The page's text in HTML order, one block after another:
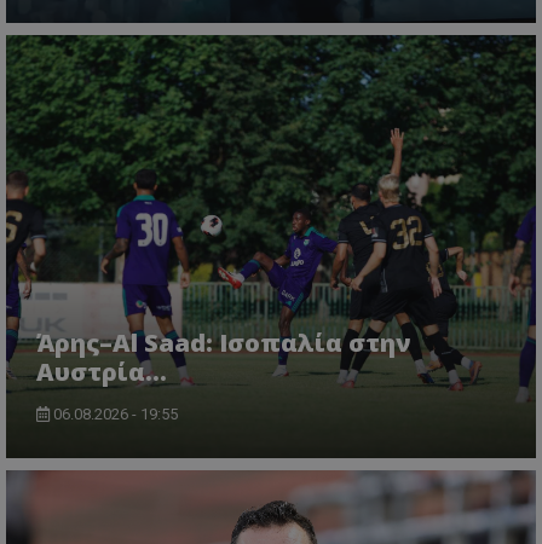
Άρης–Al Saad: Ισοπαλία στην
Αυστρία...
06.08.2026 - 19:55